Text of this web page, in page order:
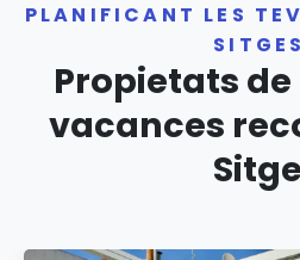
PLANIFICANT LES
Propietats
vacances